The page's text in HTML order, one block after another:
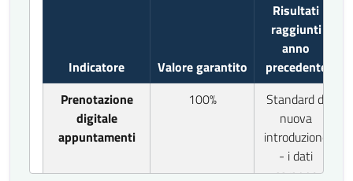
Indicatore Valore garantito
Risultati
raggiunti
anno
precedente
Prenotazione
digitale
appuntamenti
100%
Standard di
nuova
introduzione
- i dati
saranno